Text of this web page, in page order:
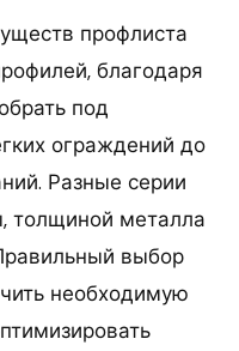
профлиста
благодаря
под
ограждений до
Разные серии
толщиной металла
выбор
необходимую